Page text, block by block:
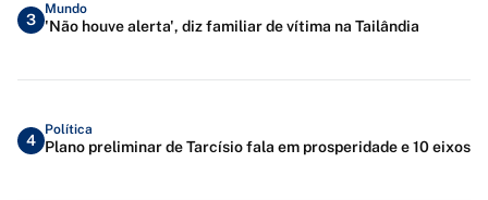
3
Mundo
'Não houve alerta', diz familiar de vítima na Tailândia
4
Política
Plano preliminar de Tarcísio fala em prosperidade e 10 eixos